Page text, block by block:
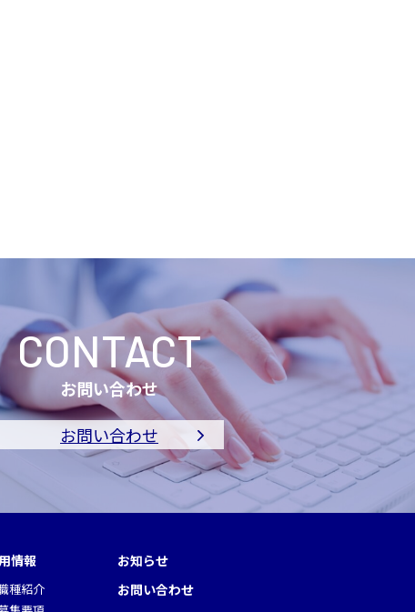
CONTACT
お問い合わせ
お問い合わせ
情報
種紹介
お知らせ
お問い合わせ